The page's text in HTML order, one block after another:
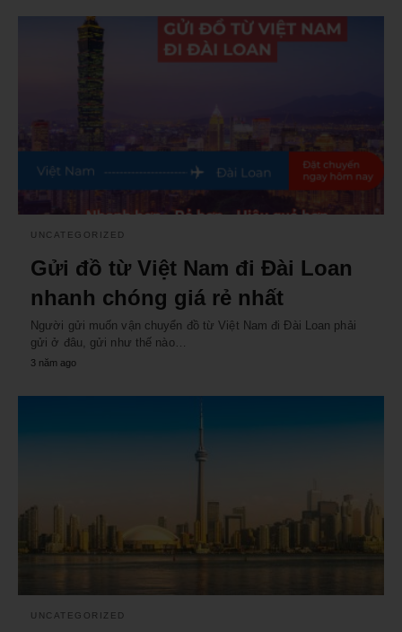
UNCATEGORIZED
Gửi đồ từ Việt Nam đi Đài Loan
nhanh chóng giá rẻ nhất
Người gửi muốn vận chuyển đồ từ Việt Nam đi Đài Loan phải
gửi ở đâu, gửi như thế nào…
3 năm ago
UNCATEGORIZED